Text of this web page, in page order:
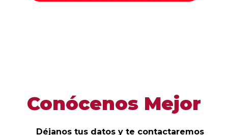
Conócenos Mejor
Déjanos tus datos y te contactaremos